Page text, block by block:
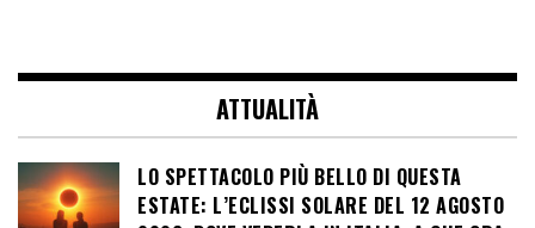
ATTUALITÀ
LO SPETTACOLO PIÙ BELLO DI QUESTA
ESTATE: L’ECLISSI SOLARE DEL 12 AGOSTO